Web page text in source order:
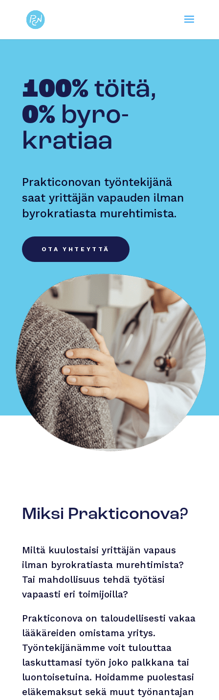
100%töitä,
0% byro­
kratiaa
Prakticonovan työntekijänä
saat yrittäjän vapauden ilman
byrokratiasta murehtimista.
OTA YHTEYTTÄ
Miksi Prakticonova?
Miltä kuulostaisi yrittäjän vapaus
ilman byrokratiasta murehtimista?
Tai mahdollisuus tehdä työtäsi
vapaasti eri toimijoilla?
Prakticonova on taloudellisesti vakaa
lääkäreiden omistama yritys.
Työntekijänämme voit tulouttaa
laskuttamasi työn joko palkkana tai
luontoisetuina. Hoidamme puolestasi
eläkemaksut sekä muut työnantajan